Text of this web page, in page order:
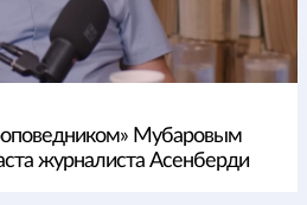
Мубаровым
журналиста Асенберди